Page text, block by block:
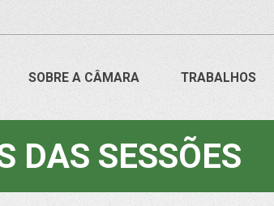
SOBRE A CÂMARA TRABALHOS
DAS SESSÕES